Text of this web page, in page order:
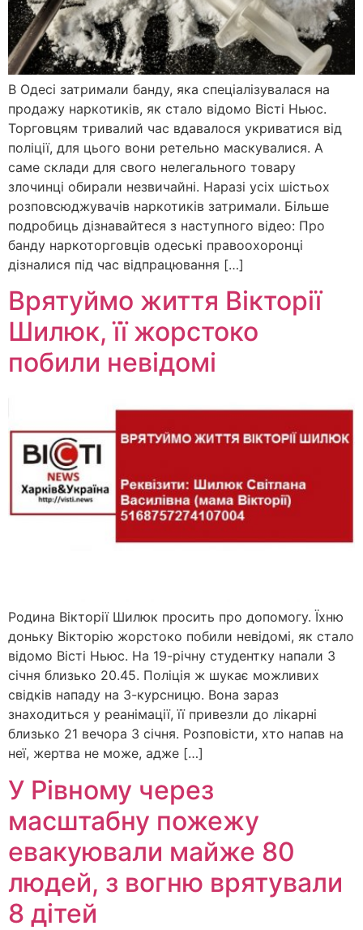
В Одесі затримали банду, яка спеціалізувалася на
продажу наркотиків, як стало відомо Вісті Ньюс.
Торговцям тривалий час вдавалося укриватися від
поліції, для цього вони ретельно маскувалися. А
саме склади для свого нелегального товару
злочинці обирали незвичайні. Наразі усіх шістьох
розповсюджувачів наркотиків затримали. Більше
подробиць дізнавайтеся з наступного відео: Про
банду наркоторговців одеські правоохоронці
дізналися під час відпрацювання […]
Врятуймо життя Вікторії
Шилюк, її жорстоко
побили невідомі
Родина Вікторії Шилюк просить про допомогу. Їхню
доньку Вікторію жорстоко побили невідомі, як стало
відомо Вісті Ньюс. На 19-річну студентку напали 3
січня близько 20.45. Поліція ж шукає можливих
свідків нападу на 3-курсницю. Вона зараз
знаходиться у реанімації, її привезли до лікарні
близько 21 вечора 3 січня. Розповісти, хто напав на
неї, жертва не може, адже […]
У Рівному через
масштабну пожежу
евакуювали майже 80
людей, з вогню врятували
8 дітей